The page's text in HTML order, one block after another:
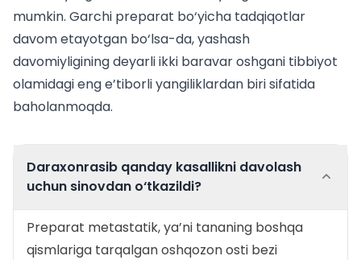
mumkin. Garchi preparat bo‘yicha tadqiqotlar
davom etayotgan bo‘lsa-da, yashash
davomiyligining deyarli ikki baravar oshgani tibbiyot
olamidagi eng e’tiborli yangiliklardan biri sifatida
baholanmoqda.
Daraxonrasib qanday kasallikni davolash
uchun sinovdan o‘tkazildi?
Preparat metastatik, ya’ni tananing boshqa
qismlariga tarqalgan oshqozon osti bezi